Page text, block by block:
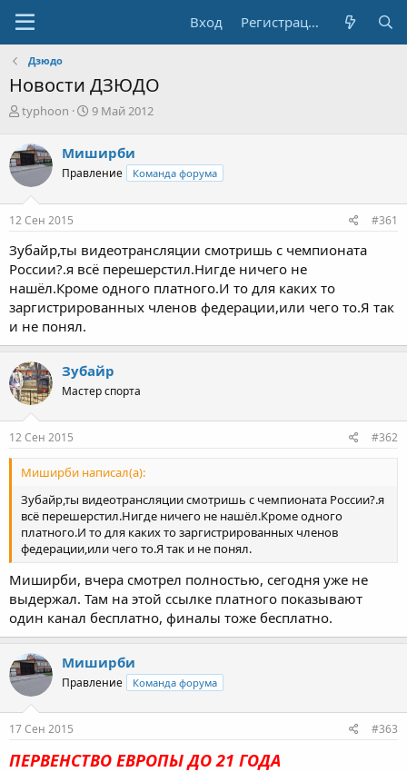
Вход Регистрация
Дзюдо
Новости ДЗЮДО
А
т
о
р
т
е
м
ы
typhoon
Д
а
н
ч
а
9 Май 2012
Миширби
Правление Команда форума
12 Сен 2015 #361
Зубайр,ты видеотрансляции смотришь с чемпионата
России?.я всё перешерстил.Нигде ничего не
нашёл.Кроме одного платного.И то для каких то
заргистрированных членов федерации,или чего то.Я так
и не понял.
Зубайр
Мастер спорта
12 Сен 2015 #362
Миширби написал(а):
Зубайр,ты видеотрансляции смотришь с чемпионата России?.я
всё перешерстил.Нигде ничего не нашёл.Кроме одного
платного.И то для каких то заргистрированных членов
федерации,или чего то.Я так и не понял.
Миширби, вчера смотрел полностью, сегодня уже не
выдержал. Там на этой ссылке платного показывают
один канал бесплатно, финалы тоже бесплатно.
Миширби
Правление Команда форума
17 Сен 2015 #363
ПЕРВЕНСТВО ЕВРОПЫ ДО 21 ГОДА